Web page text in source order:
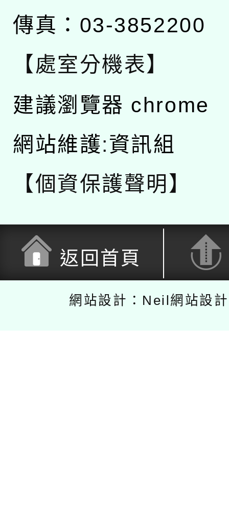
傳真：03-3852200
【處室分機表】
建議瀏覽器 chrome
網站維護:資訊組
【個資保護聲明】
返回首頁
網站設計：Neil網站設